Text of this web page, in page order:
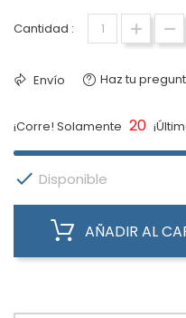
Cantidad :
Envío Haz tu
¡Corre! Solamente 20
 Disponible
AÑADIR AL